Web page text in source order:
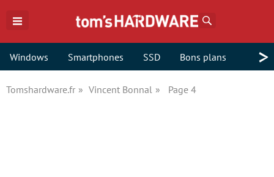
Windows Smartphones SSD Bons plans >
Tomshardware.fr Vincent Bonnal Page 4